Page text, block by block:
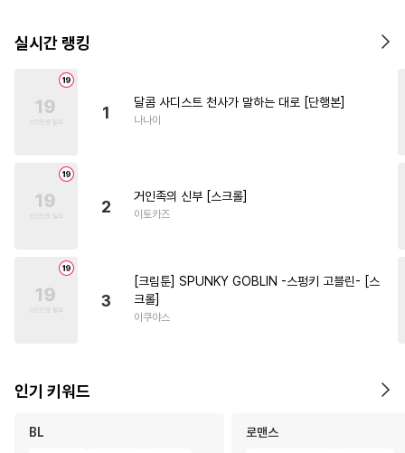
실시간 랭킹
1
달콤 사디스트 천사가 말하는 대로 [단행본]
나나이
2
거인족의 신부 [스크롤]
이토카즈
3
[크림툰] SPUNKY GOBLIN -스펑키 고블린- [스
크롤]
이쿠야스
인기 키워드
BL 로맨스